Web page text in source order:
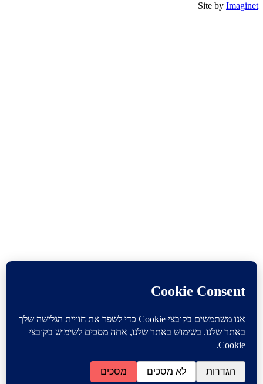
Site by Imaginet
החיים עצמם
צבא
שירותים
סיפורי השראה